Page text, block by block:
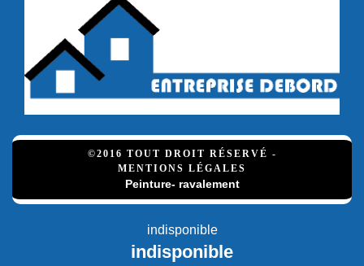
©2016 TOUT DROIT RÉSERVÉ -
MENTIONS LÉGALES
Peinture- ravalement
indisponible
indisponible